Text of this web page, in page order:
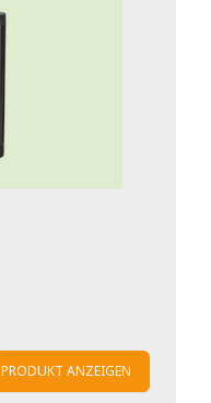
PRODUKT ANZEIGEN